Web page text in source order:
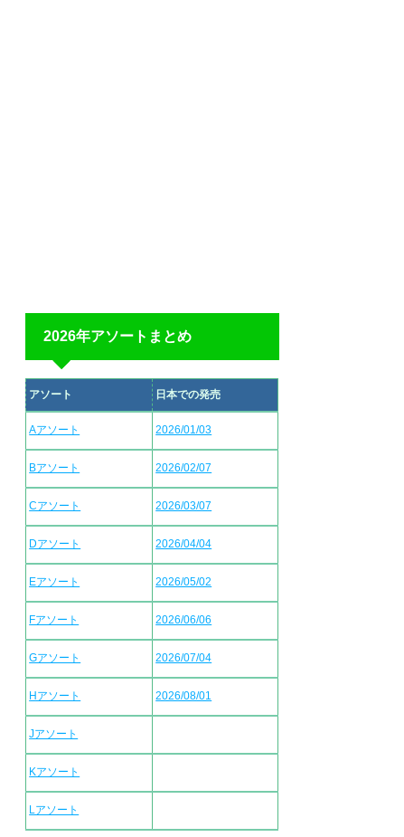
2026年アソートまとめ
アソート 日本での発売
Aアソート 2026/01/03
Bアソート 2026/02/07
Cアソート 2026/03/07
Dアソート 2026/04/04
Eアソート 2026/05/02
Fアソート 2026/06/06
Gアソート 2026/07/04
Hアソート 2026/08/01
Jアソート
Kアソート
Lアソート